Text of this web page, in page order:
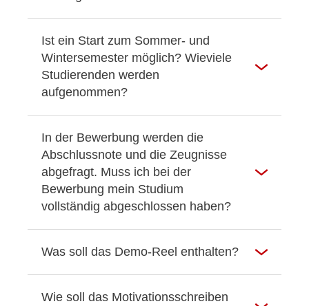
Ist ein Start zum Sommer- und
Wintersemester möglich? Wieviele
Studierenden werden
aufgenommen?
In der Bewerbung werden die
Abschlussnote und die Zeugnisse
abgefragt. Muss ich bei der
Bewerbung mein Studium
vollständig abgeschlossen haben?
Was soll das Demo-Reel enthalten?
Wie soll das Motivationsschreiben